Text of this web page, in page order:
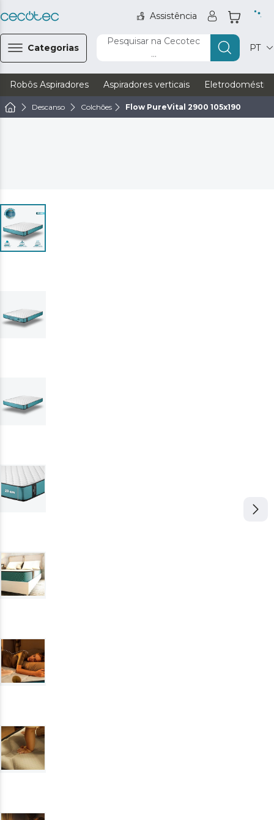
Assistência
Categorias
Pesquisar na Cecotec
...
PT
Robôs Aspiradores Aspiradores verticais
Descanso Colchões Flow PureVital 2900 105x190